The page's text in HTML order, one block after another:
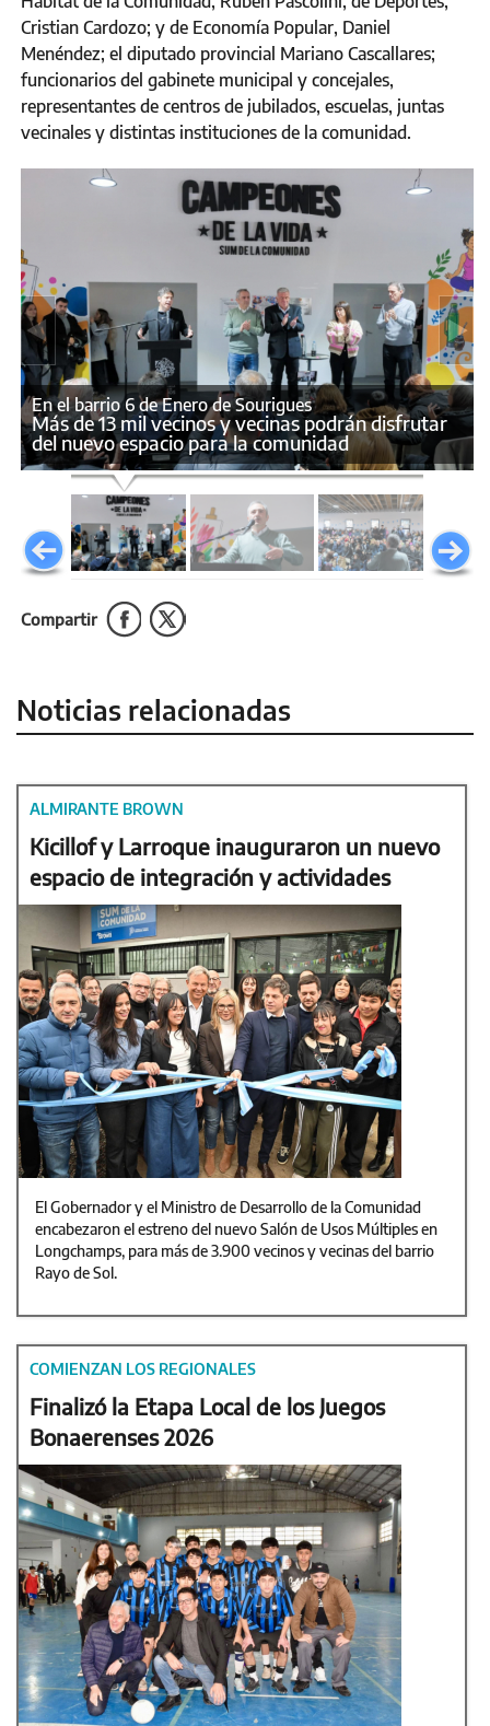
Cristian Cardozo; y de Economía Popular, Daniel
Menéndez; el diputado provincial Mariano Cascallares;
funcionarios del gabinete municipal y concejales,
representantes de centros de jubilados, escuelas, juntas
vecinales y distintas instituciones de la comunidad.
En el barrio 6 de Enero de Sourigues
Más de 13 mil vecinos y vecinas podrán disfrutar
del nuevo espacio para la comunidad
Compartir
Noticias relacionadas
ALMIRANTE BROWN
Kicillof y Larroque inauguraron un nuevo
espacio de integración y actividades
El Gobernador y el Ministro de Desarrollo de la Comunidad
encabezaron el estreno del nuevo Salón de Usos Múltiples en
Longchamps, para más de 3.900 vecinos y vecinas del barrio
Rayo de Sol.
COMIENZAN LOS REGIONALES
Finalizó la Etapa Local de los Juegos
Bonaerenses 2026